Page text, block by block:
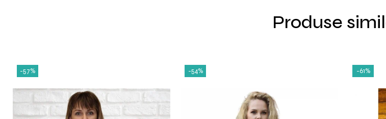
Produse
-57% -54% -61%